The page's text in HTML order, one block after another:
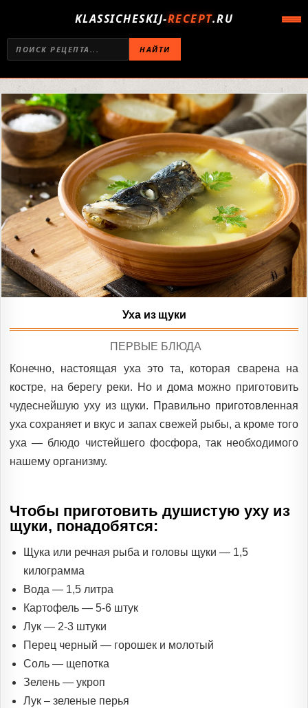
KLASSICHESKIJ-RECEPT.RU
НАЙТИ
Уха из щуки
POSTED
ПЕРВЫЕ БЛЮДА
Конечно, настоящая уха это та, которая сварена на
костре, на берегу реки. Но и дома можно приготовить
чудеснейшую уху из щуки. Правильно приготовленная
уха сохраняет и вкус и запах свежей рыбы, а кроме того
уха — блюдо чистейшего фосфора, так необходимого
нашему организму.
Чтобы приготовить душистую уху из
щуки, понадобятся:
Щука или речная рыба и головы щуки — 1,5
килограмма
Вода — 1,5 литра
Картофель — 5-6 штук
Лук — 2-3 штуки
Перец черный — горошек и молотый
Соль — щепотка
Зелень — укроп
Лук – зеленые перья